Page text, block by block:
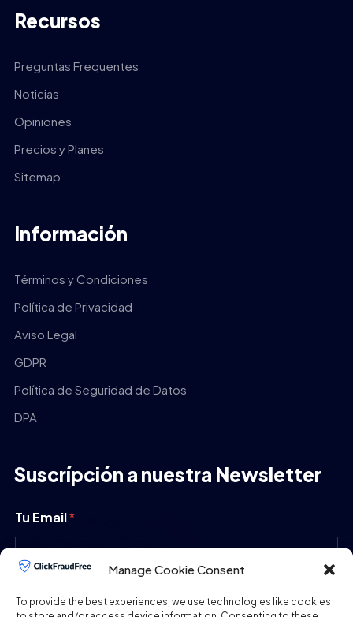
Manage Cookie Consent
To provide the best experiences, we use technologies like cookies
Recursos
Preguntas Frequentes
Noticias
Opiniones
Precios y Planes
Sitemap
Información
Términos y Condiciones
Política de Privacidad
Aviso Legal
GDPR
Política de Seguridad de Datos
DPA
Suscrípción a nuestra Newsletter
Tu Email*
ENVIAR